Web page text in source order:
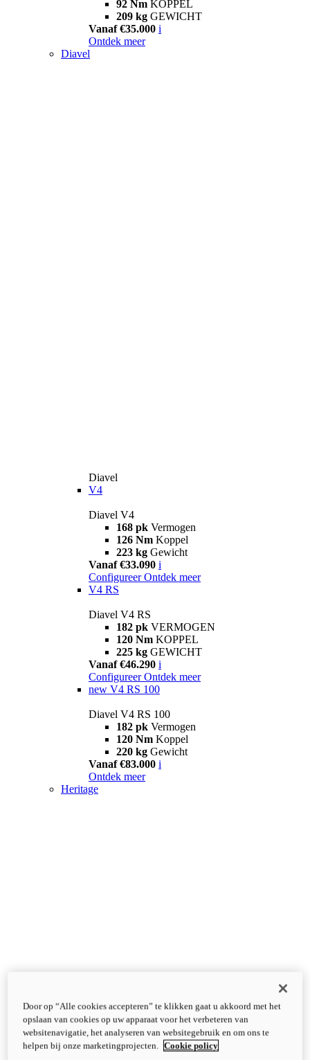
92 Nm KOPPEL
209 kg GEWICHT
Vanaf €35.000 i
Ontdek meer
Diavel
Diavel
V4
Diavel V4
168 pk Vermogen
126 Nm Koppel
223 kg Gewicht
Vanaf €33.090 i
Configureer Ontdek meer
V4 RS
Diavel V4 RS
182 pk VERMOGEN
120 Nm KOPPEL
225 kg GEWICHT
Vanaf €46.290 i
Configureer Ontdek meer
new V4 RS 100
Diavel V4 RS 100
182 pk Vermogen
120 Nm Koppel
220 kg Gewicht
Vanaf €83.000 i
Ontdek meer
Heritage
Door op “Alle cookies accepteren” te klikken gaat u akkoord met het
opslaan van cookies op uw apparaat voor het verbeteren van
websitenavigatie, het analyseren van websitegebruik en om ons te
helpen bij onze marketingprojecten.
Cookie policy